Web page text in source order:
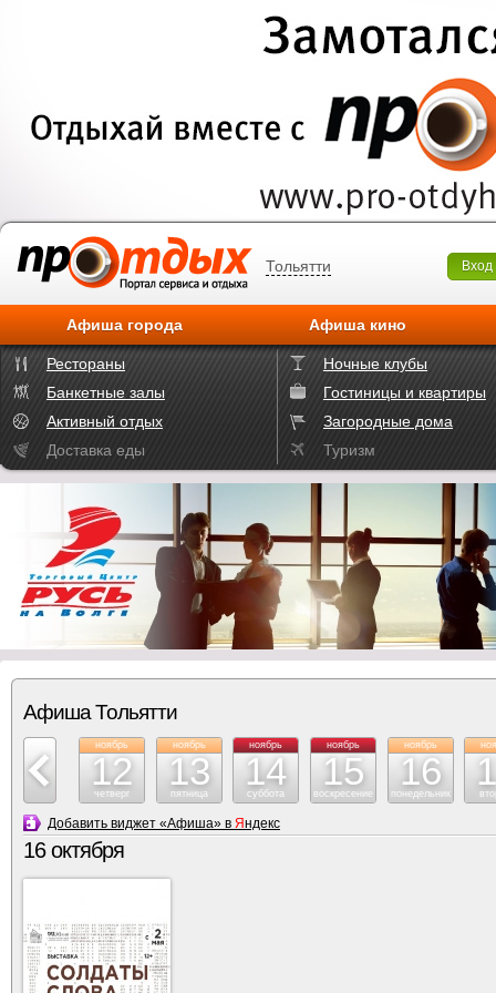
Тольятти Вход
Афиша города Афиша кино
Рестораны
Ночные клубы
Банкетные залы
Гостиницы и квартиры
Активный отдых
Загородные дома
Доставка еды
Туризм
Афиша Тольятти
11
ноябрь
12
четверг
ноябрь
13
пятница
ноябрь
14
суббота
ноябрь
15
воскресение
ноябрь
16
понедельник
Добавить виджет «Афиша» в Яндекс
16 октября